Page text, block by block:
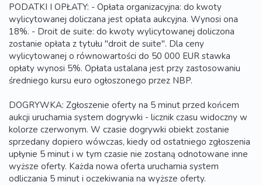
PODATKI I OPŁATY: - Opłata organizacyjna: do kwoty
wylicytowanej doliczana jest opłata aukcyjna. Wynosi ona
18%. - Droit de suite: do kwoty wylicytowanej doliczona
zostanie opłata z tytułu "droit de suite". Dla ceny
wylicytowanej o równowartości do 50 000 EUR stawka
opłaty wynosi 5%. Opłata ustalana jest przy zastosowaniu
średniego kursu euro ogłoszonego przez NBP.
DOGRYWKA: Zgłoszenie oferty na 5 minut przed końcem
aukcji uruchamia system dogrywki - licznik czasu widoczny w
kolorze czerwonym. W czasie dogrywki obiekt zostanie
sprzedany dopiero wówczas, kiedy od ostatniego zgłoszenia
upłynie 5 minut i w tym czasie nie zostaną odnotowane inne
wyższe oferty. Każda nowa oferta uruchamia system
odliczania 5 minut i oczekiwania na wyższe oferty.